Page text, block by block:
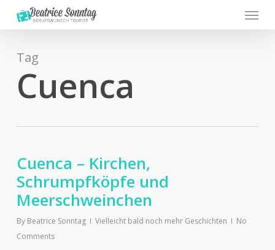
content
Menu
Tag
Cuenca
Cuenca – Kirchen,
Schrumpfköpfe und
Meerschweinchen
By Beatrice Sonntag Vielleicht bald noch mehr Geschichten
No
Comments